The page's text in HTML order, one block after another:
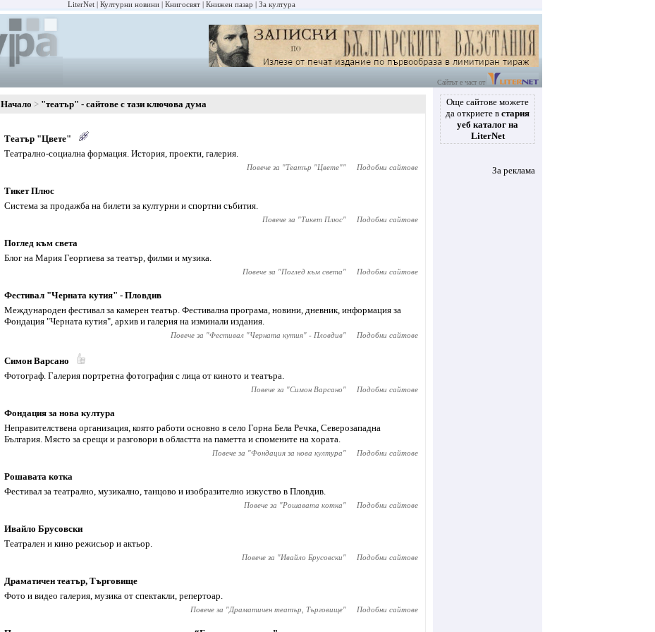
LiterNet Културни новини Книгосвят Книжен пазар За култура
Сайтът е част от
Начало "театър" - сайтове с тази ключова дума
Театър "Цвете"
Театрално-социална формация. История, проекти, галерия.
Повече за "Театър "Цвете"" Подобни сайтове
Тикет Плюс
Система за продажба на билети за културни и спортни събития.
Повече за "Тикет Плюс" Подобни сайтове
Поглед към света
Блог на Мария Георгиева за театър, филми и музика.
Повече за "Поглед към света" Подобни сайтове
Фестивал "Черната кутия" - Пловдив
Международен фестивал за камерен театър. Фестивална програма, новини, дневник, информация за
Фондация "Черната кутия", архив и галерия на изминали издания.
Повече за "Фестивал "Черната кутия" - Пловдив" Подобни сайтове
Симон Варсано
Фотограф. Галерия портретна фотография с лица от киното и театъра.
Повече за "Симон Варсано" Подобни сайтове
Фондация за нова култура
Неправителствена организация, която работи основно в село Горна Бела Речка, Северозападна
България. Място за срещи и разговори в областта на паметта и спомените на хората.
Повече за "Фондация за нова култура" Подобни сайтове
Рошавата котка
Фестивал за театрално, музикално, танцово и изобразително изкуство в Пловдив.
Повече за "Рошавата котка" Подобни сайтове
Ивайло Брусовски
Театрален и кино режисьор и актьор.
Повече за "Ивайло Брусовски" Подобни сайтове
Драматичен театър, Търговище
Фото и видео галерия, музика от спектакли, репертоар.
Повече за "Драматичен театър, Търговище" Подобни сайтове
Още сайтове можете
да откриете в стария
уеб каталог на
LiterNet
За реклама